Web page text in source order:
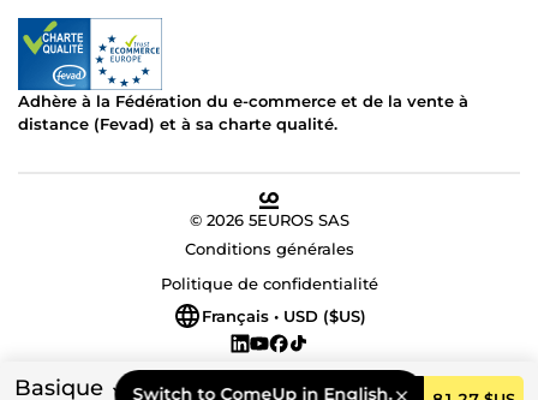
Basique Switch to ComeUp in English.
Adhère à la Fédération du e-commerce et de la vente à
distance (Fevad) et à sa charte qualité.
© 2026 5EUROS SAS
Conditions générales
Politique de confidentialité
Français • USD ($US)